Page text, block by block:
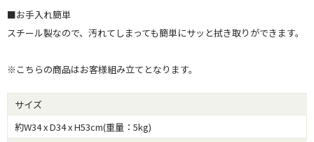
■お手入れ簡単
スチール製なので、汚れてしまっても簡単にサッと拭き取りができます。
※こちらの商品はお客様組み立てとなります。
サイズ
約W34 x D34 x H53cm(重量：5kg)